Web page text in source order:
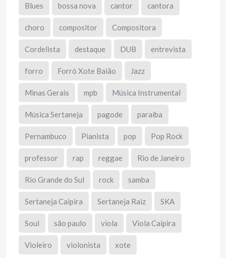
Blues bossa nova cantor cantora
choro compositor Compositora
Cordelista destaque DUB entrevista
forro Forró Xote Baião Jazz
Minas Gerais mpb Música Instrumental
Música Sertaneja pagode paraíba
Pernambuco Pianista pop Pop Rock
professor rap reggae Rio de Janeiro
Rio Grande do Sul rock samba
Sertaneja Caipira Sertaneja Raiz SKA
Soul são paulo viola Viola Caipira
Violeiro violonista xote